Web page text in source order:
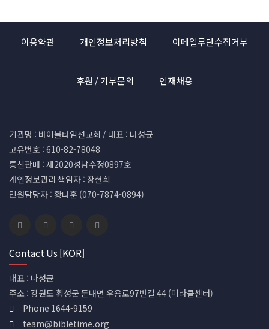
이용약관 개인정보처리방침 이메일무단수집거부
후원 / 기부문의 인재채용
기관명 : 바이블타임선교회 / 대표 : 나성균
고유번호 : 610-82-78048
통신판매 : 제2020성남수정0897호
개인정보관리 책임자 : 장현희
민원담당자 : 황다훈 (070-7874-0894)
Contact Us [KOR]
대표 : 나성균
주소 : 강원도 횡성군 둔내면 우용로97번길 44 (미라클센터)
Phone 1644-9159
team@bibletime.org